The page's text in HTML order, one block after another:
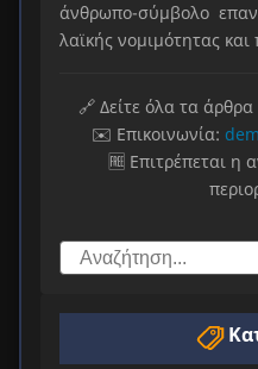
άνθρωπο-σύμβολο
λαϊκής νομιμότητας και
🔗 Δείτε όλα τα
✉️ Επικοινωνία:
🆓 Επιτρέπεται η